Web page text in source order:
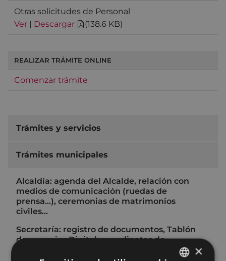
Otras solicitudes de Personal
Ver | Descargar (138.6 KB)
REALIZAR TRÁMITE ONLINE
Comenzar trámite
Trámites y servicios
Trámites municipales
Alcaldía: agenda del Alcalde, relación con
medios de comunicación (ruedas de
prensa…), ceremonias de matrimonios
civiles…
Secretaría: registro de documentos, Tablón
de anuncios Digital, expedientes de
responsabilidad patrimonial, Registro de
×